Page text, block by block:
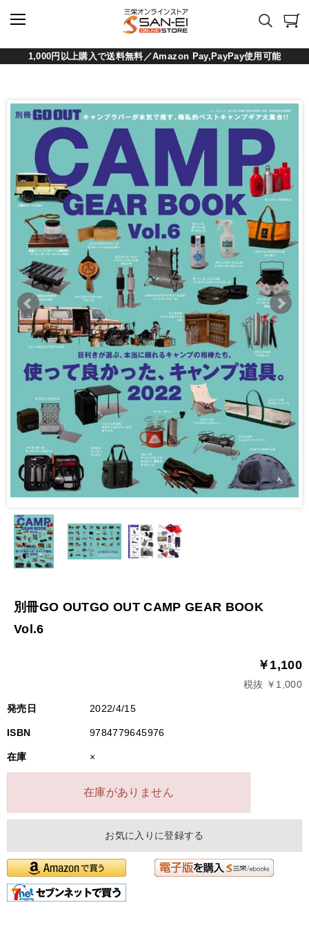
1,000円以上購入で送料無料／Amazon Pay,PayPay使用可能
別冊GO OUTGO OUT CAMP GEAR BOOK
Vol.6
￥1,100
税抜 ￥1,000
発売日 2022/4/15
ISBN 9784779645976
在庫 ×
在庫がありません
お気に入りに登録する